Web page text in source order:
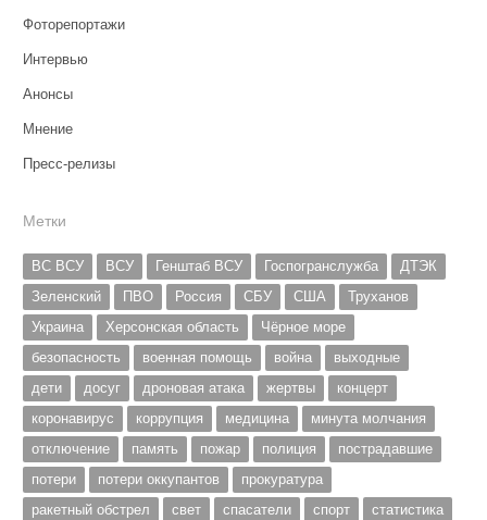
Фоторепортажи
Интервью
Анонсы
Мнение
Пресс-релизы
Метки
ВС ВСУ ВСУ Генштаб ВСУ Госпогранслужба
ДТЭК
Зеленский
ПВО Россия СБУ США
Труханов
Украина
Херсонская область
Чёрное море
безопасность
военная помощь война
выходные
дети
досуг дроновая атака жертвы
концерт
коронавирус
коррупция медицина
минута молчания
отключение
память пожар полиция
пострадавшие
потери
потери оккупантов
прокуратура
ракетный обстрел
свет спасатели спорт
статистика